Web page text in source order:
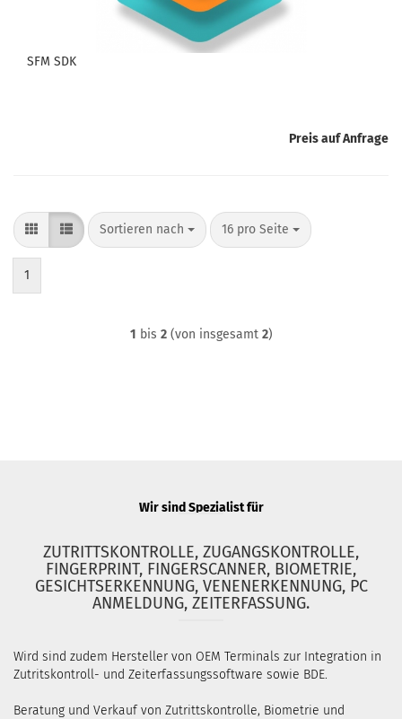
SFM SDK
Preis auf Anfrage
Sortieren nach
Sortieren nach 16 pro Seite
pro Seite
1
1 bis 2(von insgesamt 2)
Wir sind Spezialist für
ZUTRITTSKONTROLLE, ZUGANGSKONTROLLE,
FINGERPRINT, FINGERSCANNER, BIOMETRIE,
GESICHTSERKENNUNG, VENENERKENNUNG, PC
ANMELDUNG, ZEITERFASSUNG.
Wird sind zudem Hersteller von OEM Terminals zur Integration in
Zutritskontroll- und Zeiterfassungssoftware sowie BDE.
Beratung und Verkauf von Zutrittskontrolle, Biometrie und